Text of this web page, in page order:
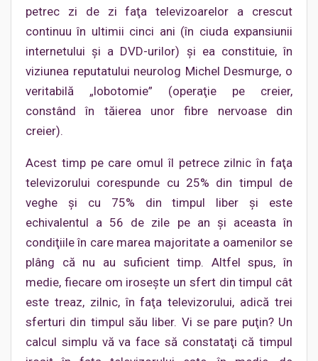
petrec zi de zi faţa televizoarelor a crescut
continuu în ultimii cinci ani (în ciuda expansiunii
internetului şi a DVD-urilor) şi ea constituie, în
viziunea reputatului neurolog Michel Desmurge, o
veritabilă „lobotomie” (operaţie pe creier,
constând în tăierea unor fibre nervoase din
creier).
Acest timp pe care omul îl petrece zilnic în faţa
televizorului corespunde cu 25% din timpul de
veghe şi cu 75% din timpul liber şi este
echivalentul a 56 de zile pe an şi aceasta în
condiţiile în care marea majoritate a oamenilor se
plâng că nu au suficient timp. Altfel spus, în
medie, fiecare om iroseşte un sfert din timpul cât
este treaz, zilnic, în faţa televizorului, adică trei
sferturi din timpul său liber. Vi se pare puţin? Un
calcul simplu vă va face să constataţi că timpul